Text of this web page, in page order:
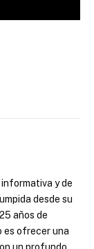
y de
desde su
años de
es ofrecer una